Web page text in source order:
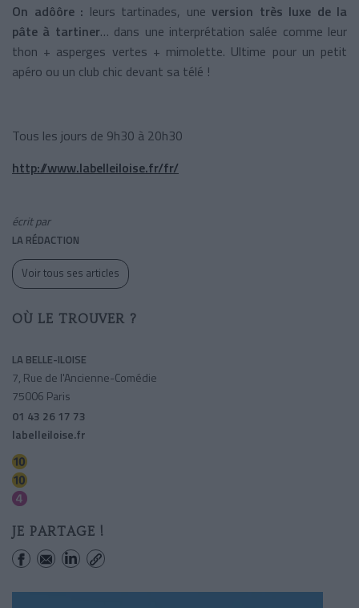
On adôôre : leurs tartinades, une version très luxe de la
pâte à tartiner… dans une interprétation salée comme leur
thon + asperges vertes + mimolette. Ultime pour un petit
apéro ou un club chic devant sa télé !
Tous les jours de 9h30 à 20h30
http://www.labelleiloise.fr/fr/
écrit par
LA RÉDACTION
Voir tous ses articles
OÙ LE TROUVER ?
LA BELLE-ILOISE
7, Rue de l'Ancienne-Comédie
75006 Paris
01 43 26 17 73
labelleiloise.fr
JE PARTAGE !